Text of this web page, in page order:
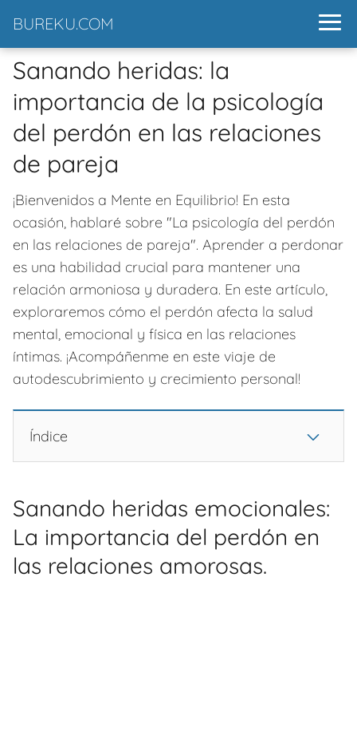
BUREKU.COM
Sanando heridas: la
importancia de la psicología
del perdón en las relaciones
de pareja
¡Bienvenidos a Mente en Equilibrio! En esta
ocasión, hablaré sobre "La psicología del perdón
en las relaciones de pareja". Aprender a perdonar
es una habilidad crucial para mantener una
relación armoniosa y duradera. En este artículo,
exploraremos cómo el perdón afecta la salud
mental, emocional y física en las relaciones
íntimas. ¡Acompáñenme en este viaje de
autodescubrimiento y crecimiento personal!
Índice
Sanando heridas emocionales:
La importancia del perdón en
las relaciones amorosas.